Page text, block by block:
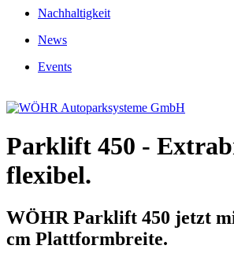
Nachhaltigkeit
News
Events
Parklift 450 -
flexibel.
WÖHR Parklift 450 jetzt
cm Plattformbreite.